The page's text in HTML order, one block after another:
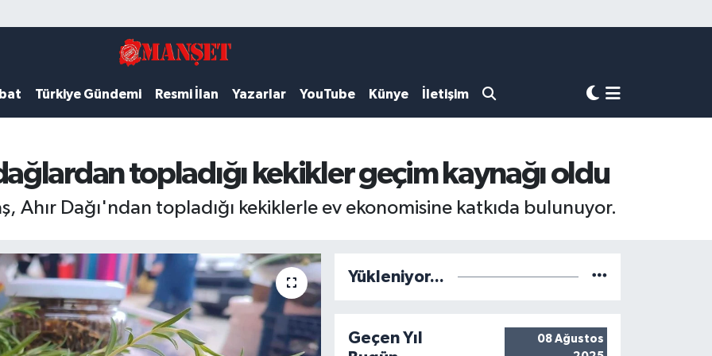
Türkiye Gündemi Resmi İlan Yazarlar YouTube Künye İletişim
topladığı kekikler geçim kaynağı oldu
Ahır Dağı'ndan topladığı kekiklerle ev ekonomisine katkıda bulunuyor.
Yükleniyor...
Geçen Yıl
08 Ağustos